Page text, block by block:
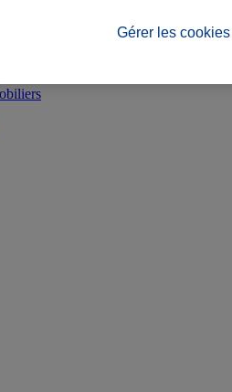
Gérer les